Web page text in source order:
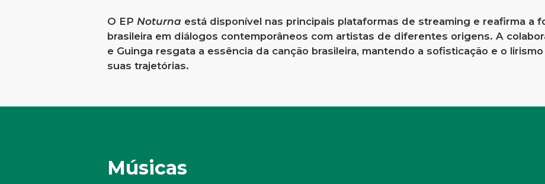
O EPNoturna está disponível nas principais plataformas de streaming e reafirma a
brasileira em diálogos contemporâneos com artistas de diferentes origens. A
e Guinga resgata a essência da canção brasileira, mantendo a sofisticação e o
suas trajetórias.
Músicas